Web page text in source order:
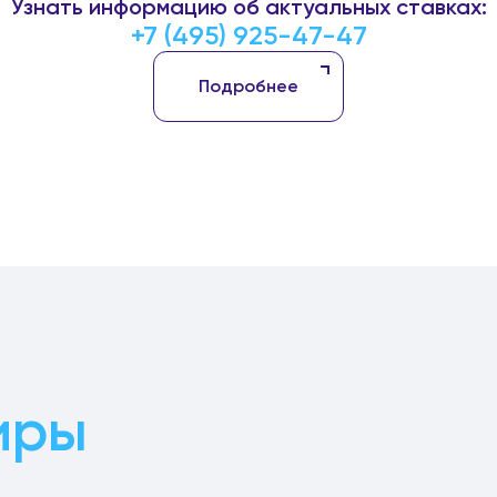
Узнать информацию об актуальных ставках:
+7 (495) 925-47-47
Подробнее